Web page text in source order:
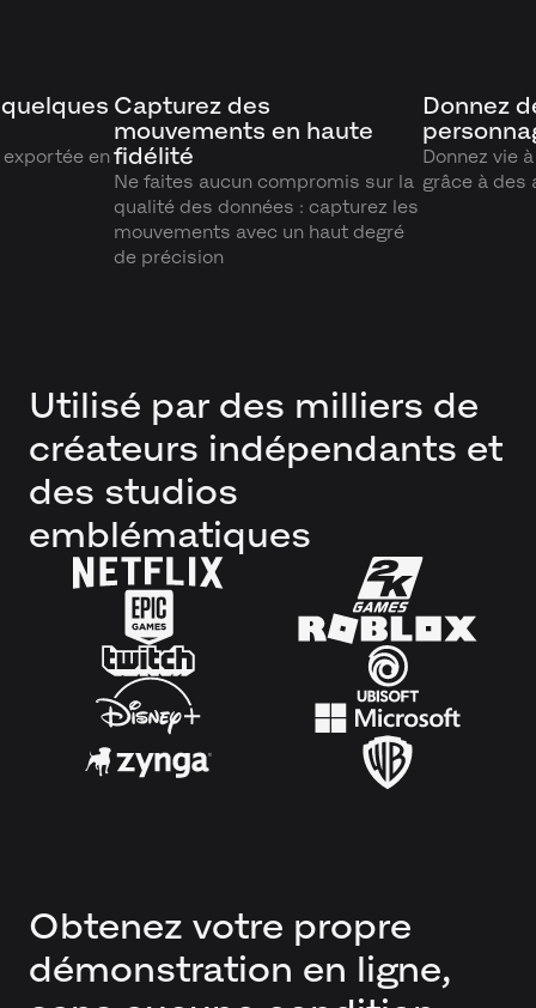
en
Capturez des
mouvements en haute
fidélité
Ne faites aucun compromis sur la
qualité des données : capturez les
mouvements avec un haut degré
de précision
Donnez
Donnez vie
grâce à des
Utilisé par des milliers de
créateurs indépendants et
des studios
emblématiques
Obtenez votre propre
démonstration en ligne,